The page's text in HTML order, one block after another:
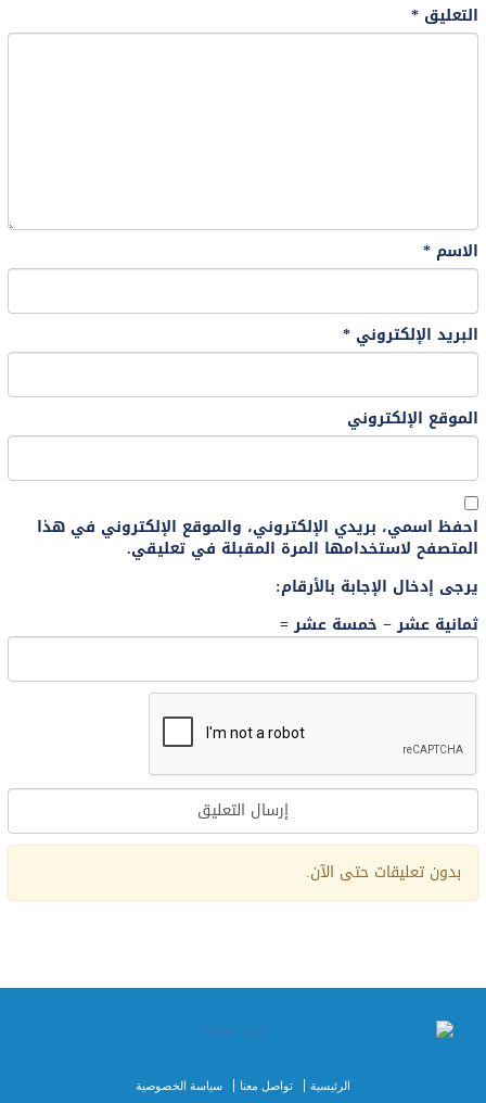
التعليق *
الاسم *
البريد الإلكتروني *
الموقع الإلكتروني
احفظ اسمي، بريدي الإلكتروني، والموقع الإلكتروني في هذا
المتصفح لاستخدامها المرة المقبلة في تعليقي.
يرجى إدخال الإجابة بالأرقام:
ثمانية عشر − خمسة عشر =
بدون تعليقات حتى الآن.
الرئيسية تواصل معنا سياسة الخصوصية